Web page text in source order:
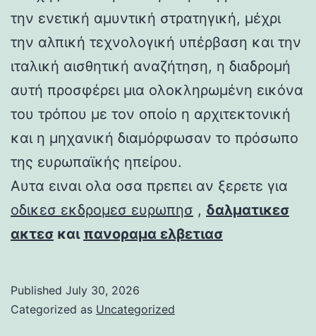
την ενετική αμυντική στρατηγική, μέχρι
την αλπική τεχνολογική υπέρβαση και την
ιταλική αισθητική αναζήτηση, η διαδρομή
αυτή προσφέρει μια ολοκληρωμένη εικόνα
του τρόπου με τον οποίο η αρχιτεκτονική
και η μηχανική διαμόρφωσαν το πρόσωπο
της ευρωπαϊκής ηπείρου.
Αυτα ειναι ολα οσα πρεπει αν ξερετε για
οδικεσ εκδρομεσ ευρωπησ , δαλματικεσ
ακτεσ και πανοραμα ελβετιασ
Published July 30, 2026
Categorized as Uncategorized